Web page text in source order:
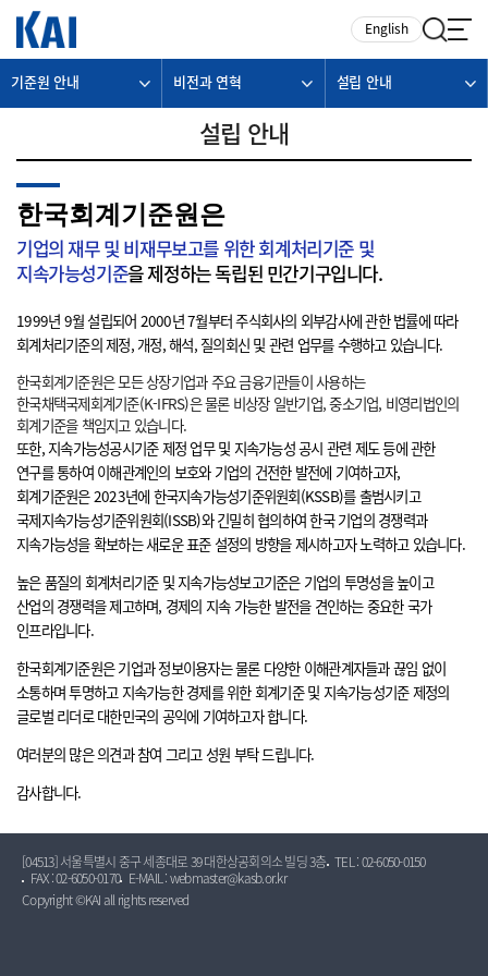
English
기준원 안내 비전과 연혁 설립 안내
설립 안내
한국회계기준원은
기업의 재무 및 비재무보고를 위한 회계처리기준 및
지속가능성기준을 제정하는 독립된 민간기구입니다.
1999년 9월 설립되어 2000년 7월부터 주식회사의 외부감사에 관한 법률에 따라
회계처리기준의 제정, 개정, 해석, 질의회신 및 관련 업무를 수행하고 있습니다.
한국회계기준원은 모든 상장기업과 주요 금융기관들이 사용하는
한국채택국제회계기준(K-IFRS)은 물론 비상장 일반기업, 중소기업, 비영리법인의
회계기준을 책임지고 있습니다.
또한, 지속가능성공시기준 제정 업무 및 지속가능성 공시 관련 제도 등에 관한
연구를 통하여 이해관계인의 보호와 기업의 건전한 발전에 기여하고자,
회계기준원은 2023년에 한국지속가능성기준위원회(KSSB)를 출범시키고
국제지속가능성기준위원회(ISSB)와 긴밀히 협의하여 한국 기업의 경쟁력과
지속가능성을 확보하는 새로운 표준 설정의 방향을 제시하고자 노력하고 있습니다.
높은 품질의 회계처리기준 및 지속가능성보고기준은 기업의 투명성을 높이고
산업의 경쟁력을 제고하며, 경제의 지속 가능한 발전을 견인하는 중요한 국가
인프라입니다.
한국회계기준원은 기업과 정보이용자는 물론 다양한 이해관계자들과 끊임 없이
소통하며 투명하고 지속가능한 경제를 위한 회계기준 및 지속가능성기준 제정의
글로벌 리더로 대한민국의 공익에 기여하고자 합니다.
여러분의 많은 의견과 참여 그리고 성원 부탁 드립니다.
감사합니다.
[04513] 서울특별시 중구 세종대로 39 대한상공회의소 빌딩 3층 TEL : 02-6050-0150
FAX : 02-6050-0170
E-MAIL : webmaster@kasb.or.kr
Copyright ©KAI all rights reserved